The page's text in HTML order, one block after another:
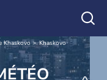
Khaskovo Khaskovo